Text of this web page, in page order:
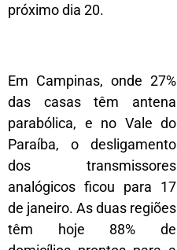
próximo dia 20.
Em Campinas, onde 27%
das casas têm antena
parabólica, e no Vale do
Paraíba, o desligamento
dos transmissores
analógicos ficou para 17
de janeiro. As duas regiões
têm hoje 88% de